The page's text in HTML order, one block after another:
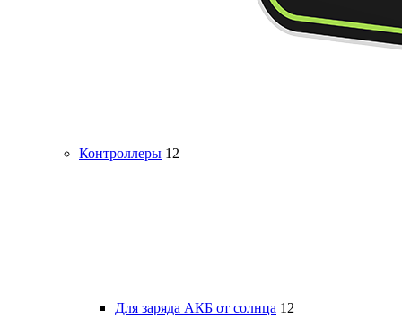
Контроллеры 12
Для заряда АКБ от солнца 12